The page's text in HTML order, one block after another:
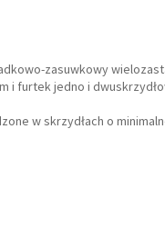
zasuwkowy
i furtek jedno i
w skrzydłach o